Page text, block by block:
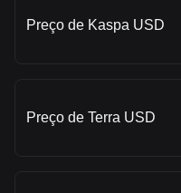
Preço de Kaspa USD
Preço de Terra USD